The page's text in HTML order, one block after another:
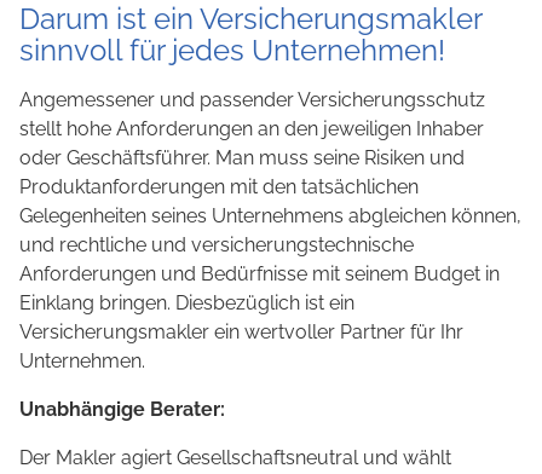
Darum ist ein Versicherungsmakler
sinnvoll für jedes Unternehmen!
Angemessener und passender Versicherungsschutz
stellt hohe Anforderungen an den jeweiligen Inhaber
oder Geschäftsführer. Man muss seine Risiken und
Produktanforderungen mit den tatsächlichen
Gelegenheiten seines Unternehmens abgleichen können,
und rechtliche und versicherungstechnische
Anforderungen und Bedürfnisse mit seinem Budget in
Einklang bringen. Diesbezüglich ist ein
Versicherungsmakler ein wertvoller Partner für Ihr
Unternehmen.
Unabhängige Berater:
Der Makler agiert Gesellschaftsneutral und wählt